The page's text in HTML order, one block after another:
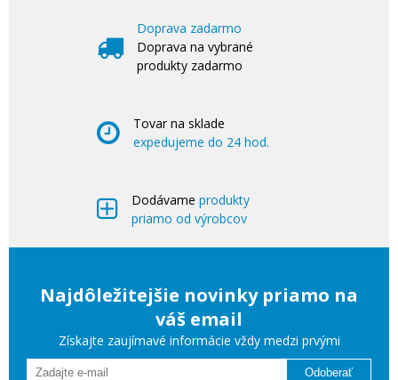
Doprava zadarmo
Doprava na vybrané
produkty zadarmo
Tovar na sklade
expedujeme do 24 hod.
Dodávame produkty
priamo od výrobcov
Najdôležitejšie novinky priamo na
váš email
Získajte zaujímavé informácie vždy medzi prvými
Odoberať